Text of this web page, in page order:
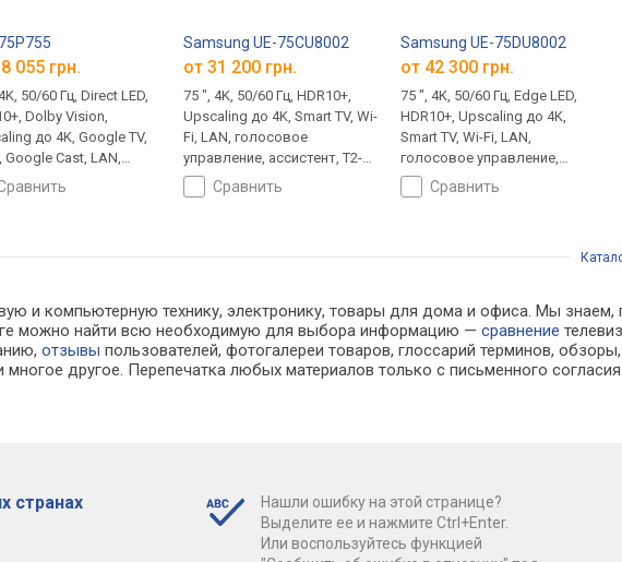
055 грн.
50/60 Гц, Direct LED,
Dolby Vision,
до 4K, Google TV,
Google Cast, LAN,
управление,
T2-тюнер
сравнить
Samsung UE-75CU8002
от 31 200 грн.
75 ", 4K, 50/60 Гц, HDR10+,
Upscaling до 4K, Smart TV, Wi-
Fi, LAN, голосовое
управление, ассистент, T2-
тюнерсравнить
Samsung UE-75DU8002
от 42 300 грн.
75 ", 4K, 50/60 Гц, Edge LED,
HDR10+, Upscaling до 4K,
Smart TV, Wi-Fi, LAN,
голосовое управление,
ассистент, T2-тюнер
сравнить
и компьютерную технику, электронику, товары для дома и офиса. Мы знаем,
можно найти всю необходимую для выбора информацию —сравнение
отзывы пользователей, фотогалереи товаров, глоссарий терминов,
многое другое. Перепечатка любых материалов только с письменного
странах
Нашли ошибку на этой странице?
Выделите ее и нажмите Ctrl+Enter.
Или воспользуйтесь функцией